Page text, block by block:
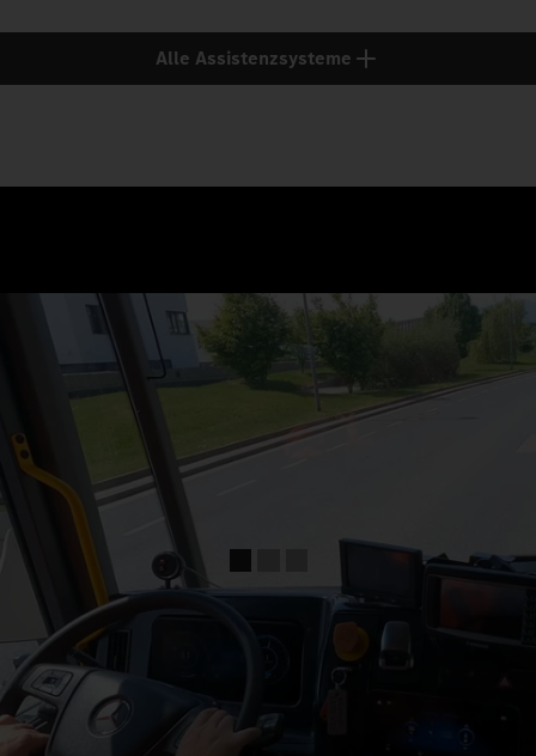
Alle Assistenzsysteme